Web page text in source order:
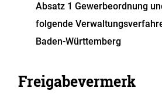
Absatz 1 Gewerbeordnung
folgende
Baden-Württemberg
Freigabevermerk